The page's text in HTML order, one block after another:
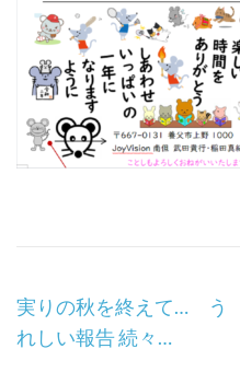
Post
Navigation
実りの秋を終えて… う
れしい報告 続々…